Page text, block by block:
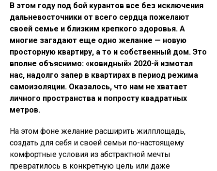
В этом году под бой курантов все без исключения
дальневосточники от всего сердца пожелают
своей семье и близким крепкого здоровья. А
многие загадают еще одно желание — новую
просторную квартиру, а то и собственный дом. Это
вполне объяснимо: «ковидный» 2020-й измотал
нас, надолго запер в квартирах в период режима
самоизоляции. Оказалось, что нам не хватает
личного пространства и попросту квадратных
метров.
На этом фоне желание расширить жилплощадь,
создать для себя и своей семьи по-настоящему
комфортные условия из абстрактной мечты
превратилось в конкретную цель или даже